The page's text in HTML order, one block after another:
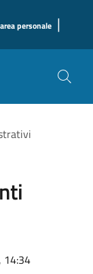
personale |
14:34